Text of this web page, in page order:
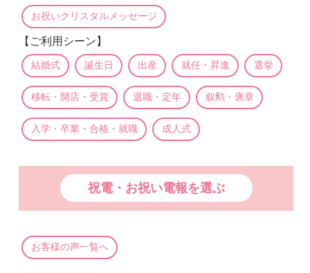
お祝いクリスタルメッセージ
【ご利用シーン】
結婚式 誕生日 出産 就任・昇進 選挙
移転・開店・受賞 退職・定年 叙勲・褒章
入学・卒業・合格・就職 成人式
祝電・お祝い電報を選ぶ
お客様の声一覧へ